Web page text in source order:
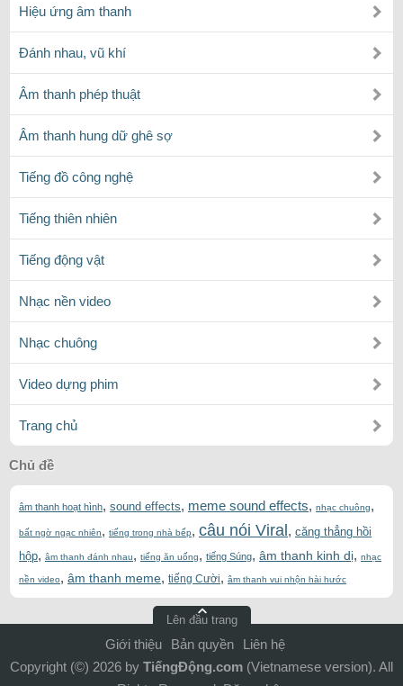
Hiệu ứng âm thanh
Đánh nhau, vũ khí
Âm thanh phép thuật
Âm thanh hung dữ ghê sợ
Tiếng đồ công nghệ
Tiếng thiên nhiên
Tiếng động vật
Nhạc nền video
Nhạc chuông
Video dựng phim
Trang chủ
Chủ đề
âm thanh hoạt hình, sound effects, meme sound effects, nhạc chuông,
bất ngờ ngạc nhiên, tiếng trong nhà bếp, câu nói Viral , căng thẳng hồi
hộp, âm thanh đánh nhau, tiếng ăn uống, tiếng Súng, âm thanh kinh dị, nhạc
nền video, âm thanh meme, tiếng Cười, âm thanh vui nhộn hài hước
Lên đầu trang
Giới thiệu Bản quyền
Liên hệ
Copyright (©) 2026 by TiếngĐộng.com (Vietnamese version). All